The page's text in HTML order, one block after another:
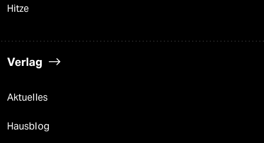
Hitze
Verlag
Aktuelles
Hausblog